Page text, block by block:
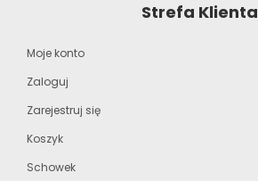
Strefa Klienta
Moje konto
Zaloguj
Zarejestruj się
Koszyk
Schowek